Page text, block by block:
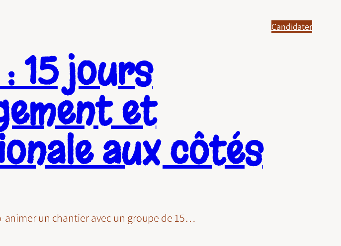
Candidater
15 jours
et
aux côtés
animer un chantier avec un groupe de 15…